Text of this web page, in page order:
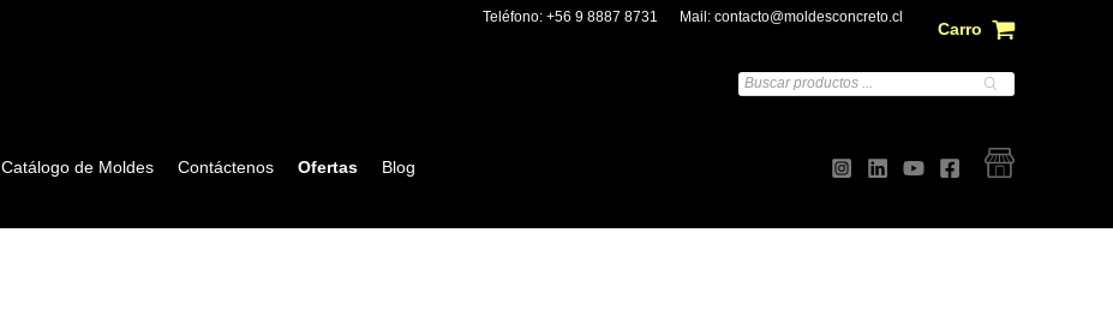
Teléfono:+56 9 8887 8731 Mail:contacto@moldesconcreto.cl
Carro
Búsqueda
de
Catálogo de Moldes Contáctenos Ofertas Blog